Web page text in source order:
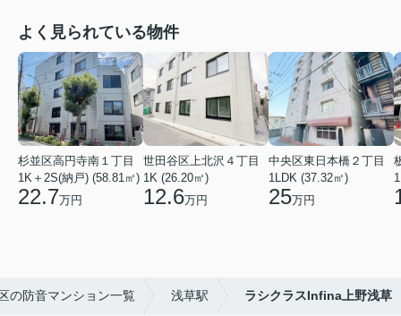
よく見られている物件
杉並区高円寺南１丁目
1K＋2S(納戸) (58.81㎡)
22.7万円
世田谷区上北沢４丁目
1K (26.20㎡)
12.6万円
中央区東日本橋２丁目
1LDK (37.32㎡)
25万円
の防音マンション一覧 浅草駅 ラシクラスInfina上野浅草